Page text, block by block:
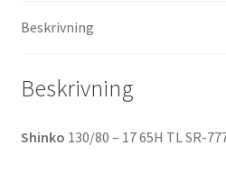
mängd
Beskrivning
Beskrivning
Shinko 130/80 – 17 65H TL SR-